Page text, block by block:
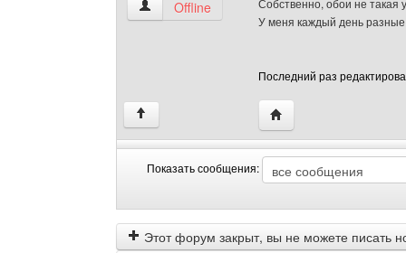
moi-top-foto Посмотреть профиль
Offline
Собственно, обои не
У меня каждый день
Последний раз
↑ Посетить сайт
Показать сообщения:
сообщения
by
Этот форум закрыт, вы не можете писать